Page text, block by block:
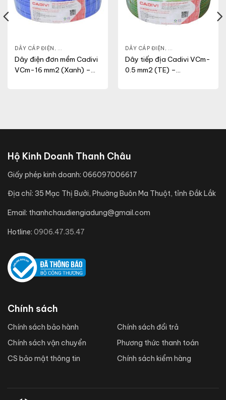
DÂY CÁP ĐIỆN , VCM
Dây điện đơn mềm Cadivi
VCm-16 mm2 (Xanh) –
DÂY CÁP ĐIỆN ,
Dây tiếp địa Cadivi VCm-
0.5 mm2 (TE) –
Hộ Kinh Doanh Thanh Châu
Giấy phép kinh doanh: 066097006617
Địa chỉ: 35 Mạc Thị Bưởi, Phường Buôn Ma Thuột, tỉnh Đắk Lắk
Email: thanhchaudiengiadung@gmail.com
Hotline: 0906.47.35.47
Chính sách
Chính sách bảo hành
Chính sách vận chuyển
CS bảo mật thông tin
Chính sách đổi trả
Phương thức thanh toán
Chính sách kiểm hàng